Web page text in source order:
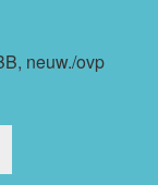
neuw./ovp